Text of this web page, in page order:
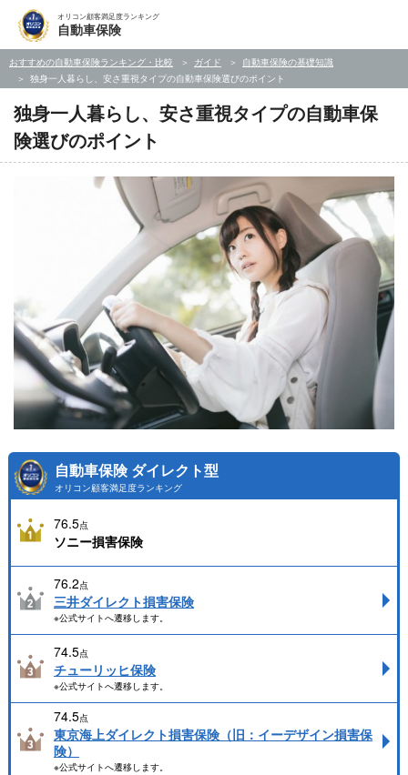
オリコン顧客満足度ランキング
自動車保険
おすすめの自動車保険ランキング・比較 ガイド
自動車保険の基礎知識
独身一人暮らし、安さ重視タイプの自動車保険選びのポイント
独身一人暮らし、安さ重視タイプの自動車保
険選びのポイント
自動車保険 ダイレクト型
オリコン顧客満足度ランキング
76.5点
ソニー損害保険
76.2点
三井ダイレクト損害保険
※公式サイトへ遷移します。
74.5点
チューリッヒ保険
※公式サイトへ遷移します。
74.5点
東京海上ダイレクト損害保険（旧：イーデザイン損害保
険）
※公式サイトへ遷移します。